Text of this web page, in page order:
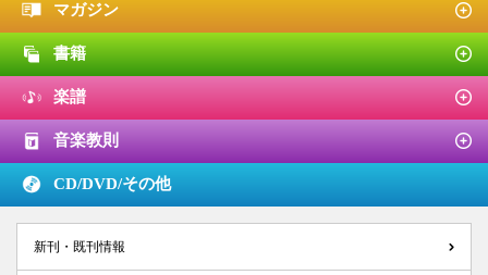
マガジン
書籍
楽譜
音楽教則
CD/DVD/その他
新刊・既刊情報